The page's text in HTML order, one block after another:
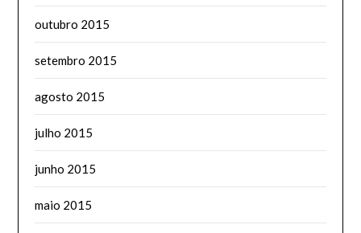
outubro 2015
setembro 2015
agosto 2015
julho 2015
junho 2015
maio 2015